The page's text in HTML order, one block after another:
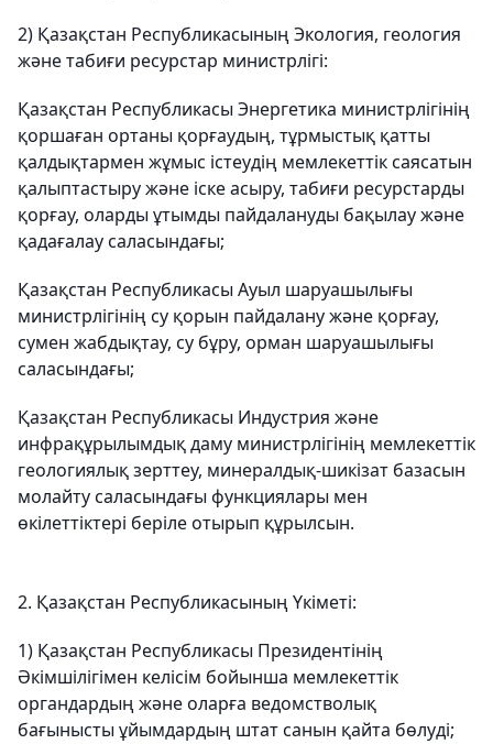
2) Қазақстан Республикасының Экология, геология
және табиғи ресурстар министрлігі:
Қазақстан Республикасы Энергетика министрлігінің
қоршаған ортаны қорғаудың, тұрмыстық қатты
қалдықтармен жұмыс істеудің мемлекеттік саясатын
қалыптастыру және іске асыру, табиғи ресурстарды
қорғау, оларды ұтымды пайдалануды бақылау және
қадағалау саласындағы;
Қазақстан Республикасы Ауыл шаруашылығы
министрлігінің су қорын пайдалану және қорғау,
сумен жабдықтау, су бұру, орман шаруашылығы
саласындағы;
Қазақстан Республикасы Индустрия және
инфрақұрылымдық даму министрлігінің мемлекеттік
геологиялық зерттеу, минералдық-шикізат базасын
молайту саласындағы функциялары мен
өкілеттіктері беріле отырып құрылсын.
2. Қазақстан Республикасының Үкіметі:
1) Қазақстан Республикасы Президентінің
Әкімшілігімен келісім бойынша мемлекеттік
органдардың және оларға ведомстволық
бағынысты ұйымдардың штат санын қайта бөлуді;